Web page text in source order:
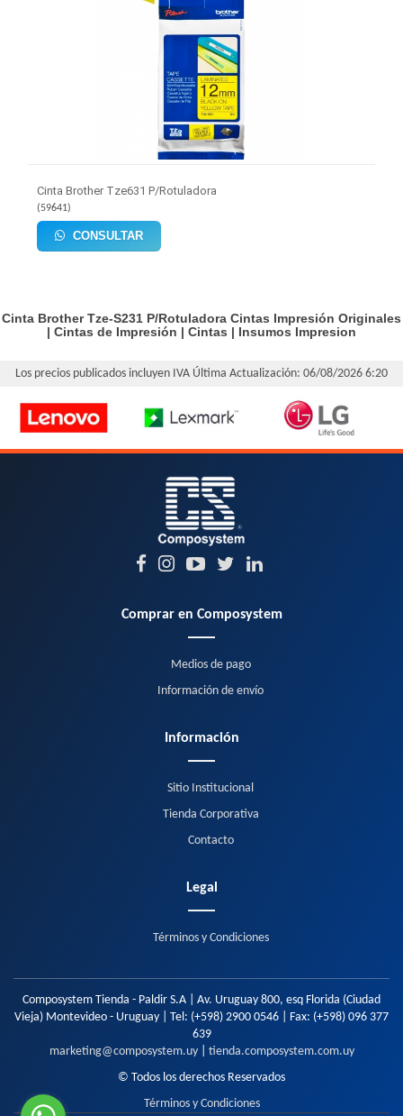
Cinta Brother Tze631 P/Rotuladora
(59641)
CONSULTAR
Cinta Brother Tze-S231 P/Rotuladora Cintas Impresión Originales
| Cintas de Impresión | Cintas | Insumos Impresion
Los precios publicados incluyen IVA Última Actualización: 06/08/2026 6:20
Comprar en Composystem
Medios de pago
Información de envío
Información
Sitio Institucional
Tienda Corporativa
Contacto
Legal
Términos y Condiciones
Composystem Tienda - Paldir S.A | Av. Uruguay 800, esq Florida (Ciudad
Vieja) Montevideo - Uruguay | Tel: (+598) 2900 0546 | Fax: (+598) 096 377
639
marketing@composystem.uy| tienda.composystem.com.uy
© Todos los derechos Reservados
Términos y Condiciones